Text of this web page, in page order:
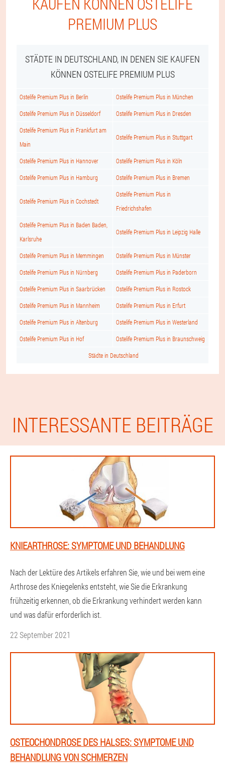
PREMIUM PLUS
STÄDTE IN DEUTSCHLAND, IN DENEN SIE KAUFEN
KÖNNEN OSTELIFE PREMIUM PLUS
Ostelife Premium Plus in Berlin Ostelife Premium Plus in München
Ostelife Premium Plus in Düsseldorf Ostelife Premium Plus in Dresden
Ostelife Premium Plus in Frankfurt am
Main
Ostelife Premium Plus in Stuttgart
Ostelife Premium Plus in Hannover Ostelife Premium Plus in Köln
Ostelife Premium Plus in Hamburg Ostelife Premium Plus in Bremen
Ostelife Premium Plus in Cochstedt
Ostelife Premium Plus in
Friedrichshafen
Ostelife Premium Plus in Baden Baden,
Karlsruhe
Ostelife Premium Plus in Leipzig Halle
Ostelife Premium Plus in Memmingen Ostelife Premium Plus in Münster
Ostelife Premium Plus in Nürnberg Ostelife Premium Plus in Paderborn
Ostelife Premium Plus in Saarbrücken Ostelife Premium Plus in Rostock
Ostelife Premium Plus in Mannheim Ostelife Premium Plus in Erfurt
Ostelife Premium Plus in Altenburg Ostelife Premium Plus in Westerland
Ostelife Premium Plus in Hof Ostelife Premium Plus in Braunschweig
Städte in Deutschland
INTERESSANTE BEITRÄGE
KNIEARTHROSE: SYMPTOME UND BEHANDLUNG
Nach der Lektüre des Artikels erfahren Sie, wie und bei wem eine
Arthrose des Kniegelenks entsteht, wie Sie die Erkrankung
frühzeitig erkennen, ob die Erkrankung verhindert werden kann
und was dafür erforderlich ist.
22 September 2021
OSTEOCHONDROSE DES HALSES: SYMPTOME UND
BEHANDLUNG VON SCHMERZEN